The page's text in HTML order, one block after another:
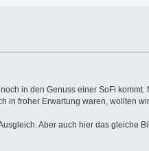
in den Genuss einer SoFi
in froher Erwartung waren, wollten
Aber auch hier das gleiche